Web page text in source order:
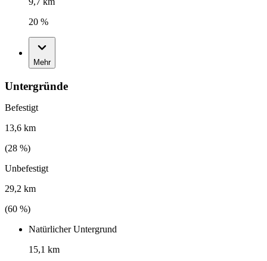
20 %
Mehr
Untergründe
Befestigt
13,6 km
(28 %)
Unbefestigt
29,2 km
(60 %)
Natürlicher Untergrund
15,1 km